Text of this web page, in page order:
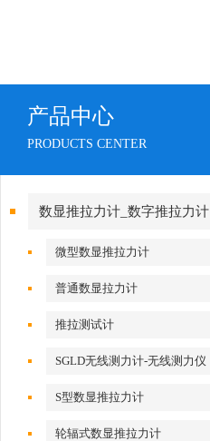
产品中心
PRODUCTS CENTER
数显推拉力计_数字推拉力计
微型数显推拉力计
普通数显拉力计
推拉测试计
SGLD无线测力计-无线测力仪
S型数显推拉力计
轮辐式数显推拉力计